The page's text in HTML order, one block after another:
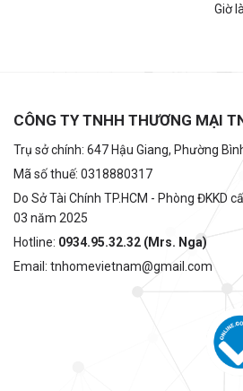
Giờ
CÔNG TY TNHH THƯƠNG MẠI
Trụ sở chính: 647 Hậu Giang, Phường
Mã số thuế: 0318880317
Do Sở Tài Chính TP.HCM - Phòng ĐKKD
03 năm 2025
Hotline: 0934.95.32.32 (Mrs. Nga)
Email: tnhomevietnam@gmail.com